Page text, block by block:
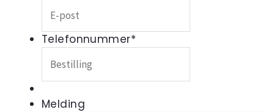
Telefonnummer*
Melding